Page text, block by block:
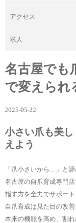
アクセス
求人
名古屋でも
で変えられ
2025-05-22
小さい爪も美
えよう
「爪小さいから…」と
名古屋の自爪育成専門
指す方を全力でサポート
自爪育成は見た目の改
本来の機能を高め、割